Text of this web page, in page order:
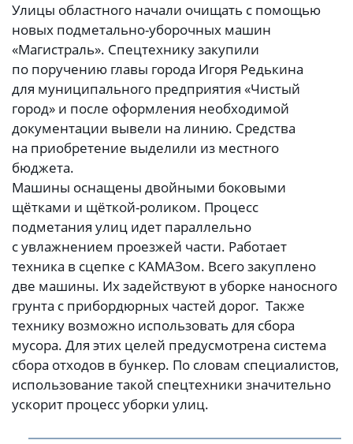
Улицы областного начали очищать с помощью
новых подметально-уборочных машин
«Магистраль». Спецтехнику закупили
по поручению главы города Игоря Редькина
для муниципального предприятия «Чистый
город» и после оформления необходимой
документации вывели на линию. Средства
на приобретение выделили из местного
бюджета.
Машины оснащены двойными боковыми
щётками и щёткой-роликом. Процесс
подметания улиц идет параллельно
с увлажнением проезжей части. Работает
техника в сцепке с КАМАЗом. Всего закуплено
две машины. Их задействуют в уборке наносного
грунта с прибордюрных частей дорог. Также
технику возможно использовать для сбора
мусора. Для этих целей предусмотрена система
сбора отходов в бункер. По словам специалистов,
использование такой спецтехники значительно
ускорит процесс уборки улиц.